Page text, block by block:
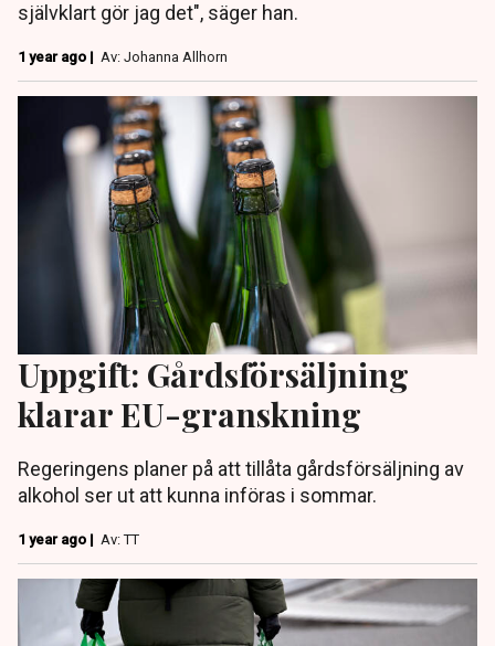
självklart gör jag det", säger han.
1 year ago | Av: Johanna Allhorn
Uppgift: Gårdsförsäljning
klarar EU-granskning
Regeringens planer på att tillåta gårdsförsäljning av
alkohol ser ut att kunna införas i sommar.
1 year ago | Av: TT